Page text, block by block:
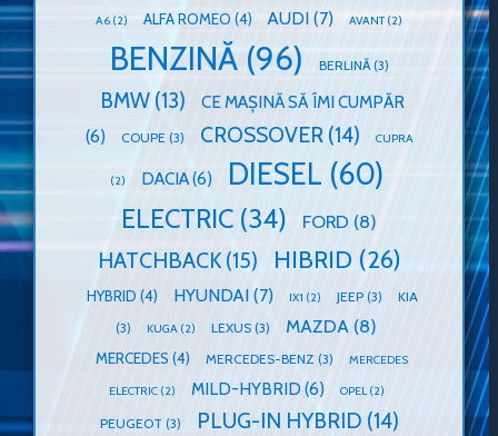
A6 (2) ALFA ROMEO (4) AUDI (7) AVANT(2)
BENZINĂ(96) BERLINĂ(3)
BMW(13)
CE MAȘINĂ SĂ ÎMI CUMPĂR
(6)
COUPE(3) CROSSOVER(14) CUPRA
(2) DACIA(6) DIESEL (60)
ELECTRIC (34) FORD (8)
HATCHBACK(15) HIBRID (26)
HYBRID (4) HYUNDAI(7) IX1 (2) JEEP(3)
KIA
(3)
KUGA (2) LEXUS (3) MAZDA (8)
MERCEDES (4) MERCEDES-BENZ (3) MERCEDES
ELECTRIC(2) MILD-HYBRID (6) OPEL(2)
PEUGEOT (3) PLUG-IN HYBRID (14)